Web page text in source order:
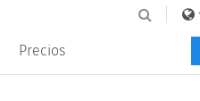
Precios